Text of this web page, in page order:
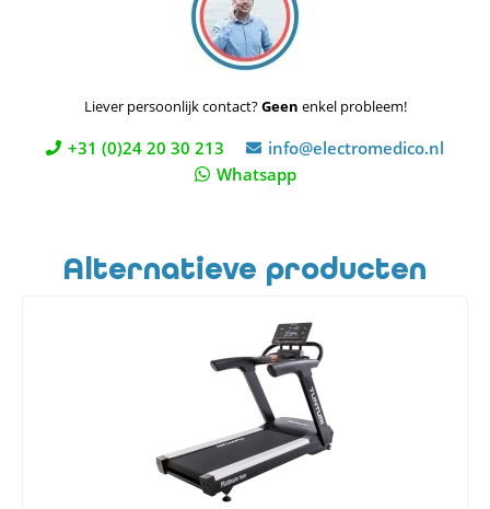
Liever persoonlijk contact?Geen enkel probleem!
+31 (0)24 20 30 213
info@electromedico.nl
Whatsapp
Alternatieve producten